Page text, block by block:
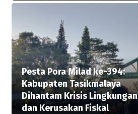
Pesta Pora Milad ke-394:
Kabupaten Tasikmalaya
Dihantam Krisis Lingkungan
dan Kerusakan Fiskal